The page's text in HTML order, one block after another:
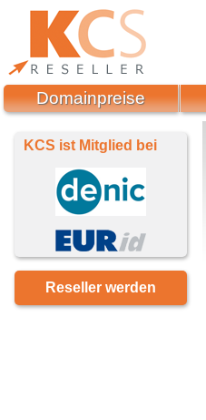
KCS ist Mitglied bei
Reseller werden
Domainpreise